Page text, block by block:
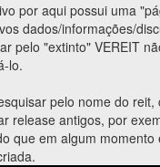
por aqui possui uma
dados/informações/
pelo "extinto" VEREIT
lo.
pelo nome do reit,
release antigos, por
que em algum momento